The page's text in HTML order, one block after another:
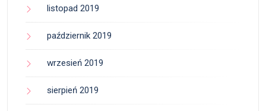
listopad 2019
październik 2019
wrzesień 2019
sierpień 2019